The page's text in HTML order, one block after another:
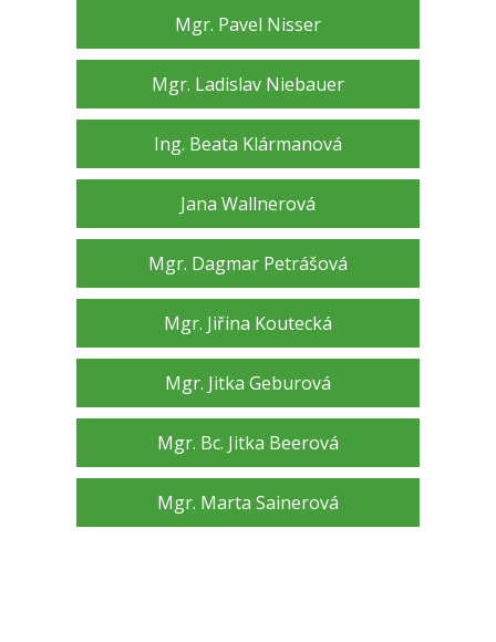
Mgr. Pavel Nisser
Mgr. Ladislav Niebauer
Ing. Beata Klármanová
Jana Wallnerová
Mgr. Dagmar Petrášová
Mgr. Jiřina Koutecká
Mgr. Jitka Geburová
Mgr. Bc. Jitka Beerová
Mgr. Marta Sainerová